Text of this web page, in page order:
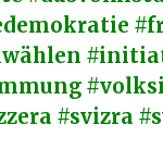
#svizra